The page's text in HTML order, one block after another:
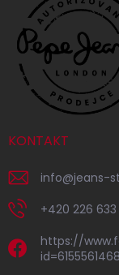
KONTAKT
info@jeans-
+420 226
https://